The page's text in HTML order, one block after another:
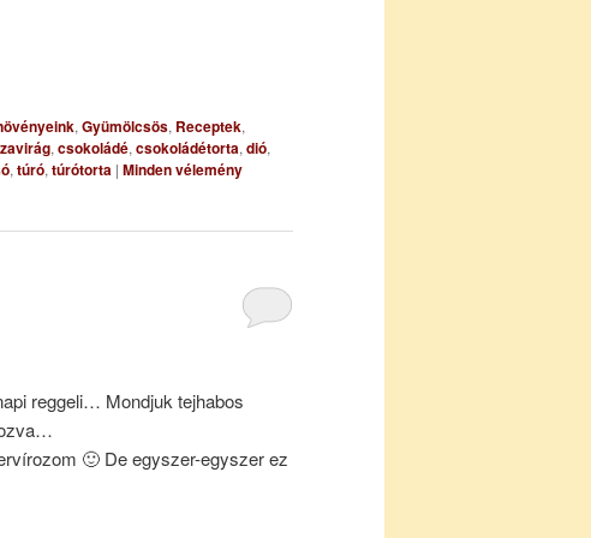
, Gyümölcsös, Receptek,
, csokoládé, csokoládétorta, dió,
, túró, túrótorta | Minden vélemény
reggeli… Mondjuk tejhabos
🙂 De egyszer-egyszer ez